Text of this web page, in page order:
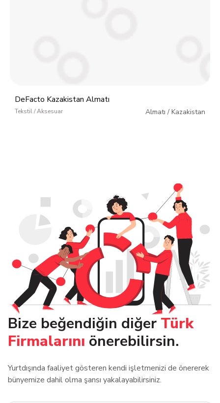
DeFacto Kazakistan Almatı
Tekstil / Aksesuar Almatı / Kazakistan
Bize beğendiğin diğer Türk
Firmalarını önerebilirsin.
Yurtdışında faaliyet gösteren kendi işletmenizi de önererek
bünyemize dahil olma şansı yakalayabilirsiniz.